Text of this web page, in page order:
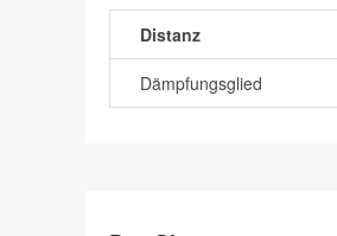
Distanz
Dämpfungsglied